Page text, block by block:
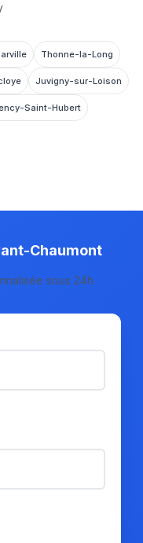
Thonne-la-Long
Juvigny-sur-Loison
Saint-Hubert
Chaumont
sous 24h